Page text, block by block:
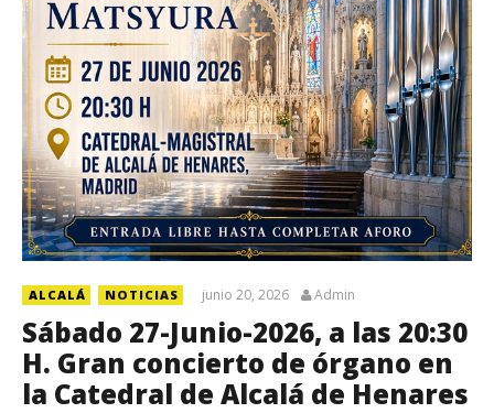
ALCALÁ NOTICIAS junio 20, 2026 Admin
Sábado 27-Junio-2026, a las 20:30
H. Gran concierto de órgano en
la Catedral de Alcalá de Henares